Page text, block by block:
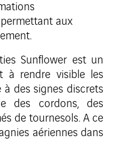
aux
Sunflower est un
à rendre visible les
des signes discrets
des cordons, des
de tournesols. A ce
aériennes dans